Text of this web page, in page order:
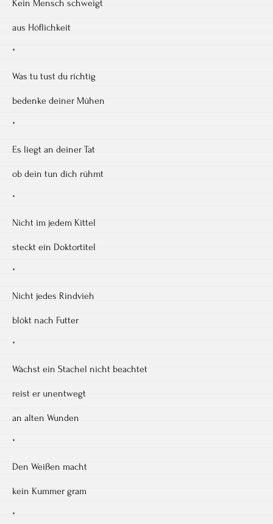
Kein Mensch schweigt
aus Höflichkeit
*
Was tu tust du richtig
bedenke deiner Mühen
*
Es liegt an deiner Tat
ob dein tun dich rühmt
*
Nicht im jedem Kittel
steckt ein Doktortitel
*
Nicht jedes Rindvieh
blökt nach Futter
*
Wächst ein Stachel nicht beachtet
reist er unentwegt
an alten Wunden
*
Den Weißen macht
kein Kummer gram
*